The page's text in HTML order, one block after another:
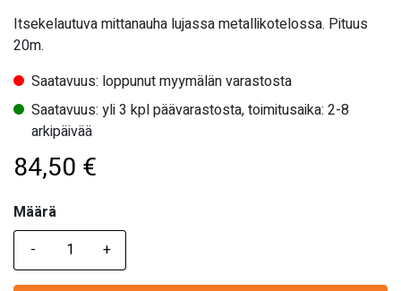
Itsekelautuva mittanauha lujassa metallikotelossa. Pituus
20m.
Saatavuus: loppunut myymälän varastosta
Saatavuus: yli 3 kpl päävarastosta, toimitusaika: 2-8
arkipäivää
84,50 €
Määrä
Määrä